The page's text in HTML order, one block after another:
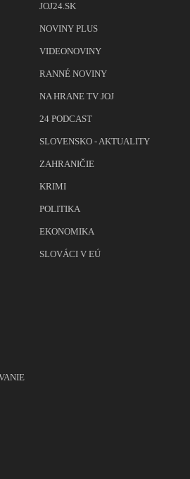
JOJ24.SK
NOVINY PLUS
VIDEONOVINY
RANNÉ NOVINY
NA HRANE TV JOJ
24 PODCAST
SLOVENSKO - AKTUALITY
ZAHRANIČIE
KRIMI
POLITIKA
EKONOMIKA
SLOVÁCI V EÚ